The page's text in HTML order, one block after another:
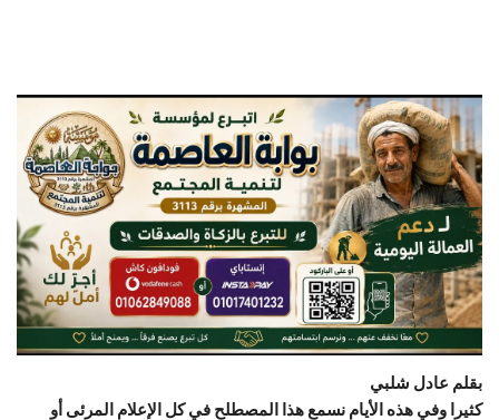
بقلم عادل شلبي
كثيرا وفي هذه الأيام نسمع هذا المصطلح في كل الإعلام المرئى أو